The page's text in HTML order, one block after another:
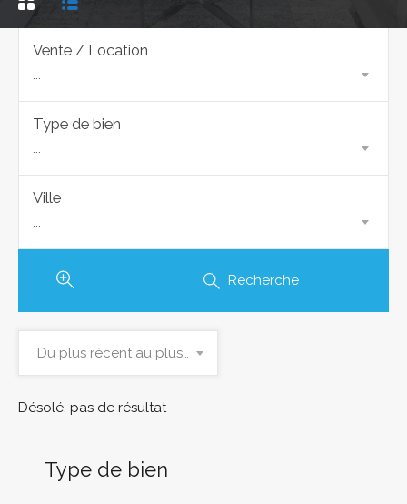
Vente / Location
...
Type de bien
...
Ville
...
Recherche
Du plus récent au plus ancien
Désolé, pas de résultat
Type de bien